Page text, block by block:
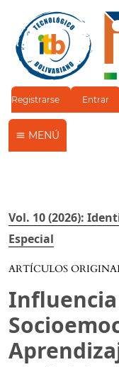
Registrarse Entrar
MENÚ
Vol. 10 (2026):
Especial
ARTÍCULOS